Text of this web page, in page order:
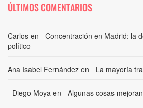
ÚLTIMOS COMENTARIOS
Carlos en
Concentración en Madrid: la
político
Ana Isabel Fernández en La mayoría
Diego Moya en Algunas cosas